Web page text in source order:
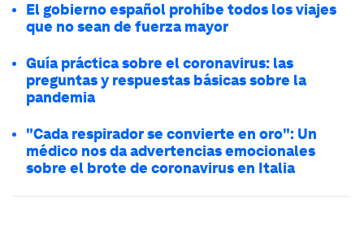
El gobierno español prohíbe todos los viajes
que no sean de fuerza mayor
Guía práctica sobre el coronavirus: las
preguntas y respuestas básicas sobre la
pandemia
"Cada respirador se convierte en oro": Un
médico nos da advertencias emocionales
sobre el brote de coronavirus en Italia